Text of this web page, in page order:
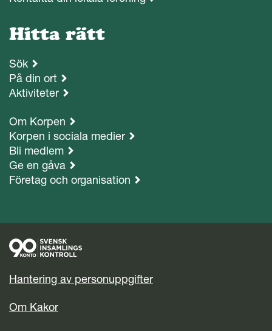
Hitta rätt
Sök
På din ort
Aktiviteter
Om Korpen
Korpen i sociala medier
Bli medlem
Ge en gåva
Företag och organisation
Hantering av personuppgifter
Om Kakor